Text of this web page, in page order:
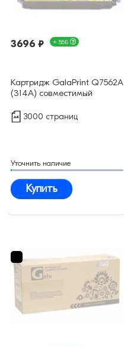
3696 ₽ + 55Б
Картридж GalaPrint Q7562A
(314A) совместимый
3000 страниц
Уточнить наличие
Купить